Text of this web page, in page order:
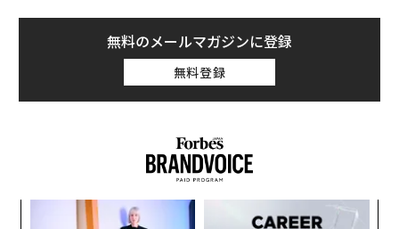
無料のメールマガジンに登録
無料登録